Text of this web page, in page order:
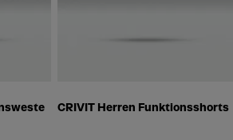
CRIVIT Herren Funktionsshorts